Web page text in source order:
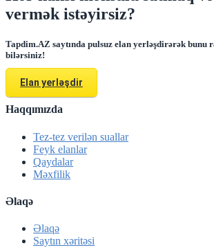
vermək istəyirsiz?
Tapdim.AZ saytında pulsuz elan yerləşdirərək bunu
bilərsiniz!
Elan yerləşdir
Haqqımızda
Tez-tez verilən suallar
Feyk elanlar
Qaydalar
Məxfilik
Əlaqə
Əlaqə
Saytın xəritəsi